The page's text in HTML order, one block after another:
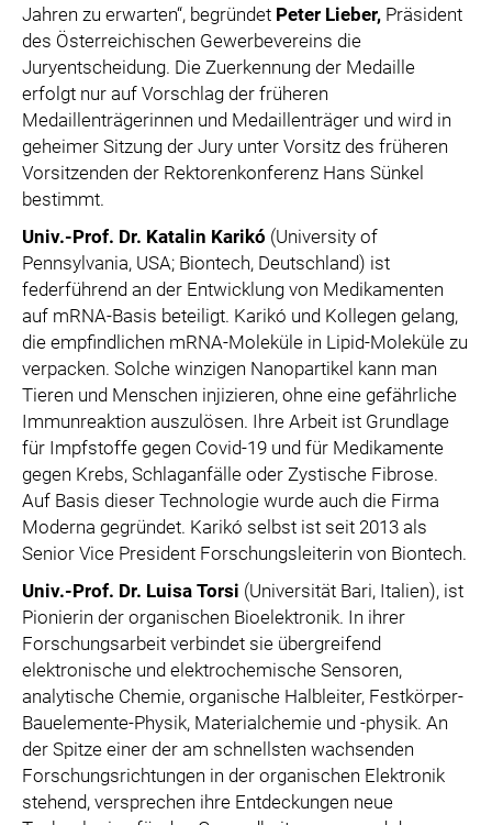
Jahren zu erwarten“, begründet Peter Lieber, Präsident
des Österreichischen Gewerbevereins die
Juryentscheidung. Die Zuerkennung der Medaille
erfolgt nur auf Vorschlag der früheren
Medaillenträgerinnen und Medaillenträger und wird in
geheimer Sitzung der Jury unter Vorsitz des früheren
Vorsitzenden der Rektorenkonferenz Hans Sünkel
bestimmt.
Univ.-Prof. Dr. Katalin Karikó (University of
Pennsylvania, USA; Biontech, Deutschland) ist
federführend an der Entwicklung von Medikamenten
auf mRNA-Basis beteiligt. Karikó und Kollegen gelang,
die empfindlichen mRNA-Moleküle in Lipid-Moleküle zu
verpacken. Solche winzigen Nanopartikel kann man
Tieren und Menschen injizieren, ohne eine gefährliche
Immunreaktion auszulösen. Ihre Arbeit ist Grundlage
für Impfstoffe gegen Covid-19 und für Medikamente
gegen Krebs, Schlaganfälle oder Zystische Fibrose.
Auf Basis dieser Technologie wurde auch die Firma
Moderna gegründet. Karikó selbst ist seit 2013 als
Senior Vice President Forschungsleiterin von Biontech.
Univ.-Prof. Dr. Luisa Torsi (Universität Bari, Italien), ist
Pionierin der organischen Bioelektronik. In ihrer
Forschungsarbeit verbindet sie übergreifend
elektronische und elektrochemische Sensoren,
analytische Chemie, organische Halbleiter, Festkörper-
Bauelemente-Physik, Materialchemie und -physik. An
der Spitze einer der am schnellsten wachsenden
Forschungsrichtungen in der organischen Elektronik
stehend, versprechen ihre Entdeckungen neue